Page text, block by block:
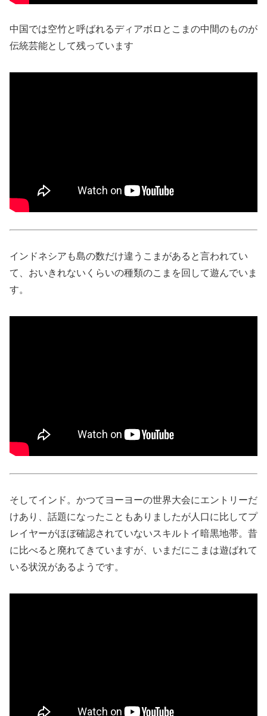
中国では空竹と呼ばれるディアボロとこまの中間のものが
伝統芸能として残っています
インドネシアも島の数だけ違うこまがあると言われてい
て、おいきれないくらいの種類のこまを回して遊んでいま
す。
そしてインド。かつてヨーヨーの世界大会にエントリーだ
けあり、話題になったこともありましたが人口に比してプ
レイヤーがほぼ確認されていないスキルトイ暗黒地帯。昔
に比べると廃れてきていますが、いまだにこまは遊ばれて
いる状況があるようです。